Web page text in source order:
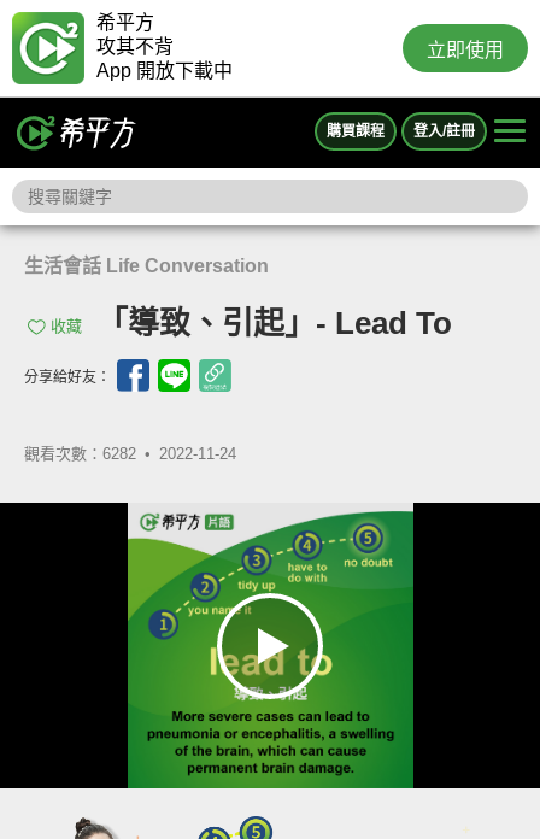
希平方
攻其不背
App 開放下載中
立即使用
購買課程 登入/註冊
生活會話 Life Conversation
收藏 「導致、引起」- Lead To
分享給好友：
觀看次數：6282 • 2022-11-24